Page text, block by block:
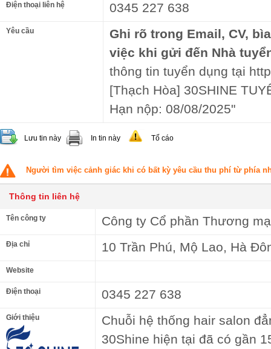
Điện thoại liên hệ 0345 227 638
Yêu cầu
Ghi rõ trong Email, CV,
việc khi gửi đến Nhà
thông tin tuyển dụng tại
[Thạch Hòa] 30SHINE
Hạn nộp: 08/08/2025"
Lưu tin này In tin này Tố cáo
Người tìm việc cảnh giác khi có bất kỳ yêu cầu thu phí từ phía
Thông tin liên hệ
Tên công ty Công ty Cổ phần Thương
Địa chỉ 10 Trần Phú, Mộ Lao, Hà
Website
Điện thoại 0345 227 638
Giới thiệu
Chuỗi hệ thống hair salon
30Shine hiện tại đã có gần